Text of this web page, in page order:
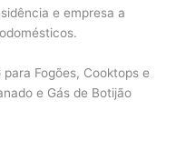
e empresa a
Fogões, Cooktops e
e Gás de Botijão